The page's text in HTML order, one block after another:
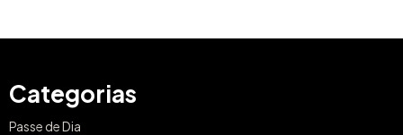
Categorias
Passe de Dia